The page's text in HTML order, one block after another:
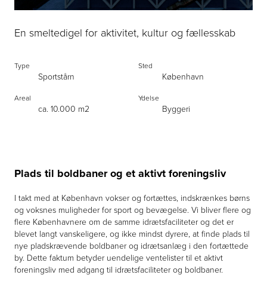
En smeltedigel for aktivitet, kultur og fællesskab
Type
Sportstårn
Sted
København
Areal
ca. 10.000 m2
Ydelse
Byggeri
Plads til boldbaner og et aktivt foreningsliv
I takt med at København vokser og fortættes, indskrænkes børns
og voksnes muligheder for sport og bevægelse. Vi bliver flere og
flere Københavnere om de samme idrætsfaciliteter og det er
blevet langt vanskeligere, og ikke mindst dyrere, at finde plads til
nye pladskrævende boldbaner og idrætsanlæg i den fortættede
by. Dette faktum betyder uendelige ventelister til et aktivt
foreningsliv med adgang til idrætsfaciliteter og boldbaner.